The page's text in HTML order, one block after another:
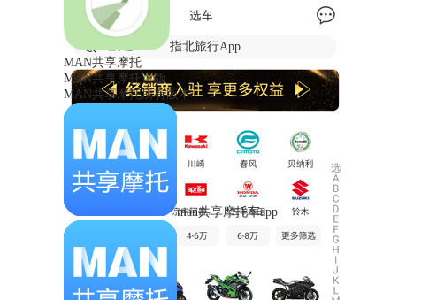
指北旅行App
MAN共享摩托
MAN共享摩托正版
MAN共享摩托所有版本
man共享摩托车app